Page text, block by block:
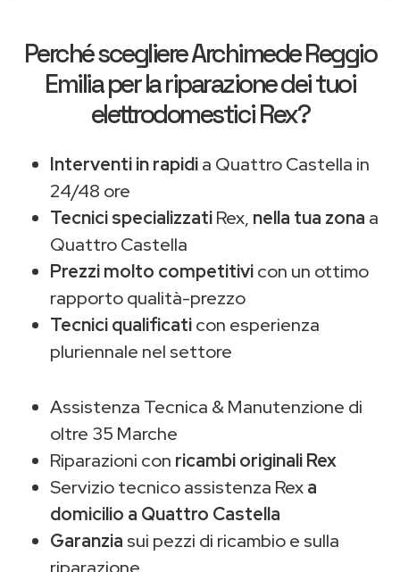
Perché scegliereArchimede Reggio
Emiliaper la riparazione dei tuoi
elettrodomestici Rex?
Interventi in rapidia Quattro Castella in
24/48 ore
Tecnici specializzatiRex, nella tua zona a
Quattro Castella
Prezzi molto competitivicon un ottimo
rapporto qualità-prezzo
Tecnici qualificaticon esperienza
pluriennale nel settore
Assistenza Tecnica & Manutenzione di
oltre 35 Marche
Riparazioni con ricambi originali Rex
Servizio tecnico assistenza Rexa
domicilio a Quattro Castella
Garanzia sui pezzi di ricambio e sulla
riparazione